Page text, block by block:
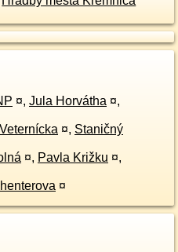
¤, Jula Horvátha ¤,
Veternícka ¤, Staničný
¤, Pavla Križku ¤,
¤